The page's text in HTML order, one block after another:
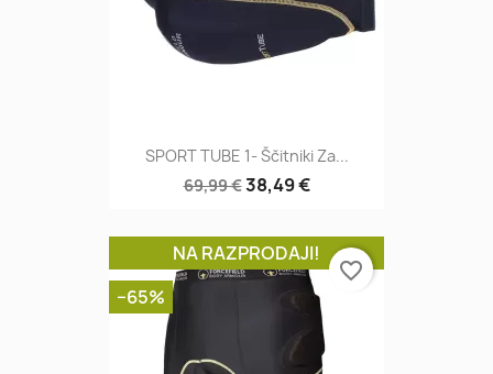
SPORT TUBE 1- Ščitniki Za...
69,99 € 38,49 €
NA RAZPRODAJI!
−65%
favorite_border